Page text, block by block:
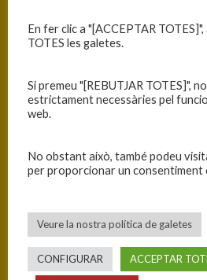
Primera
RESULTATS
Equip
C.B. Blanes
Lima Horta
PISTA
En fer clic a "[ACCEPTAR
TOTES les galetes.
Si premeu "[REBUTJAR TOTES]",
estrictament necessàries pel
web.
No obstant això, també podeu
per proporcionar un
Veure la nostra política de galetes
CONFIGURAR ACCEPTAR